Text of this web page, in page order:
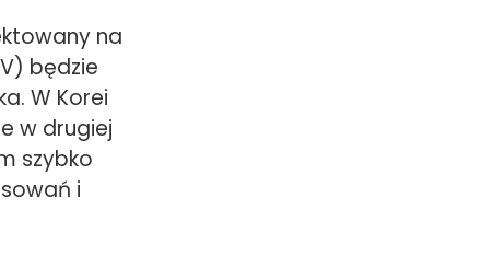
na
będzie
W Korei
w drugiej
szybko
i